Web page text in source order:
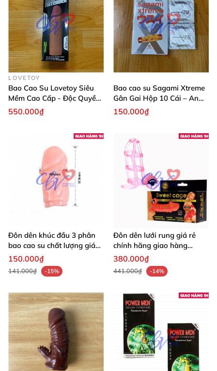
LOVETOY
Bao Cao Su Lovetoy Siêu
Mềm Cao Cấp - Độc Quyền
Chính Hãng
550.000₫
Bao cao su Sagami Xtreme
Gân Gai Hộp 10 Cái – An
Toàn Kích Thích
150.000₫
Đôn dên khúc đầu 3 phân
bao cao su chất lượng giá
tốt nhanh
150.000₫
141.000₫ -15%
Đôn dên lưới rung giá rẻ
chính hãng giao hàng
nhanh toàn quốc
380.000₫
441.000₫ -14%